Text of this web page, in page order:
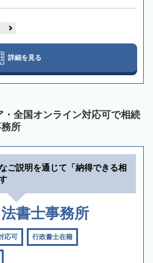
詳細を見る
全国オンライン対応可で相続
所
ご説明を通じて「納得できる相
書士事務所
応可 行政書士在籍